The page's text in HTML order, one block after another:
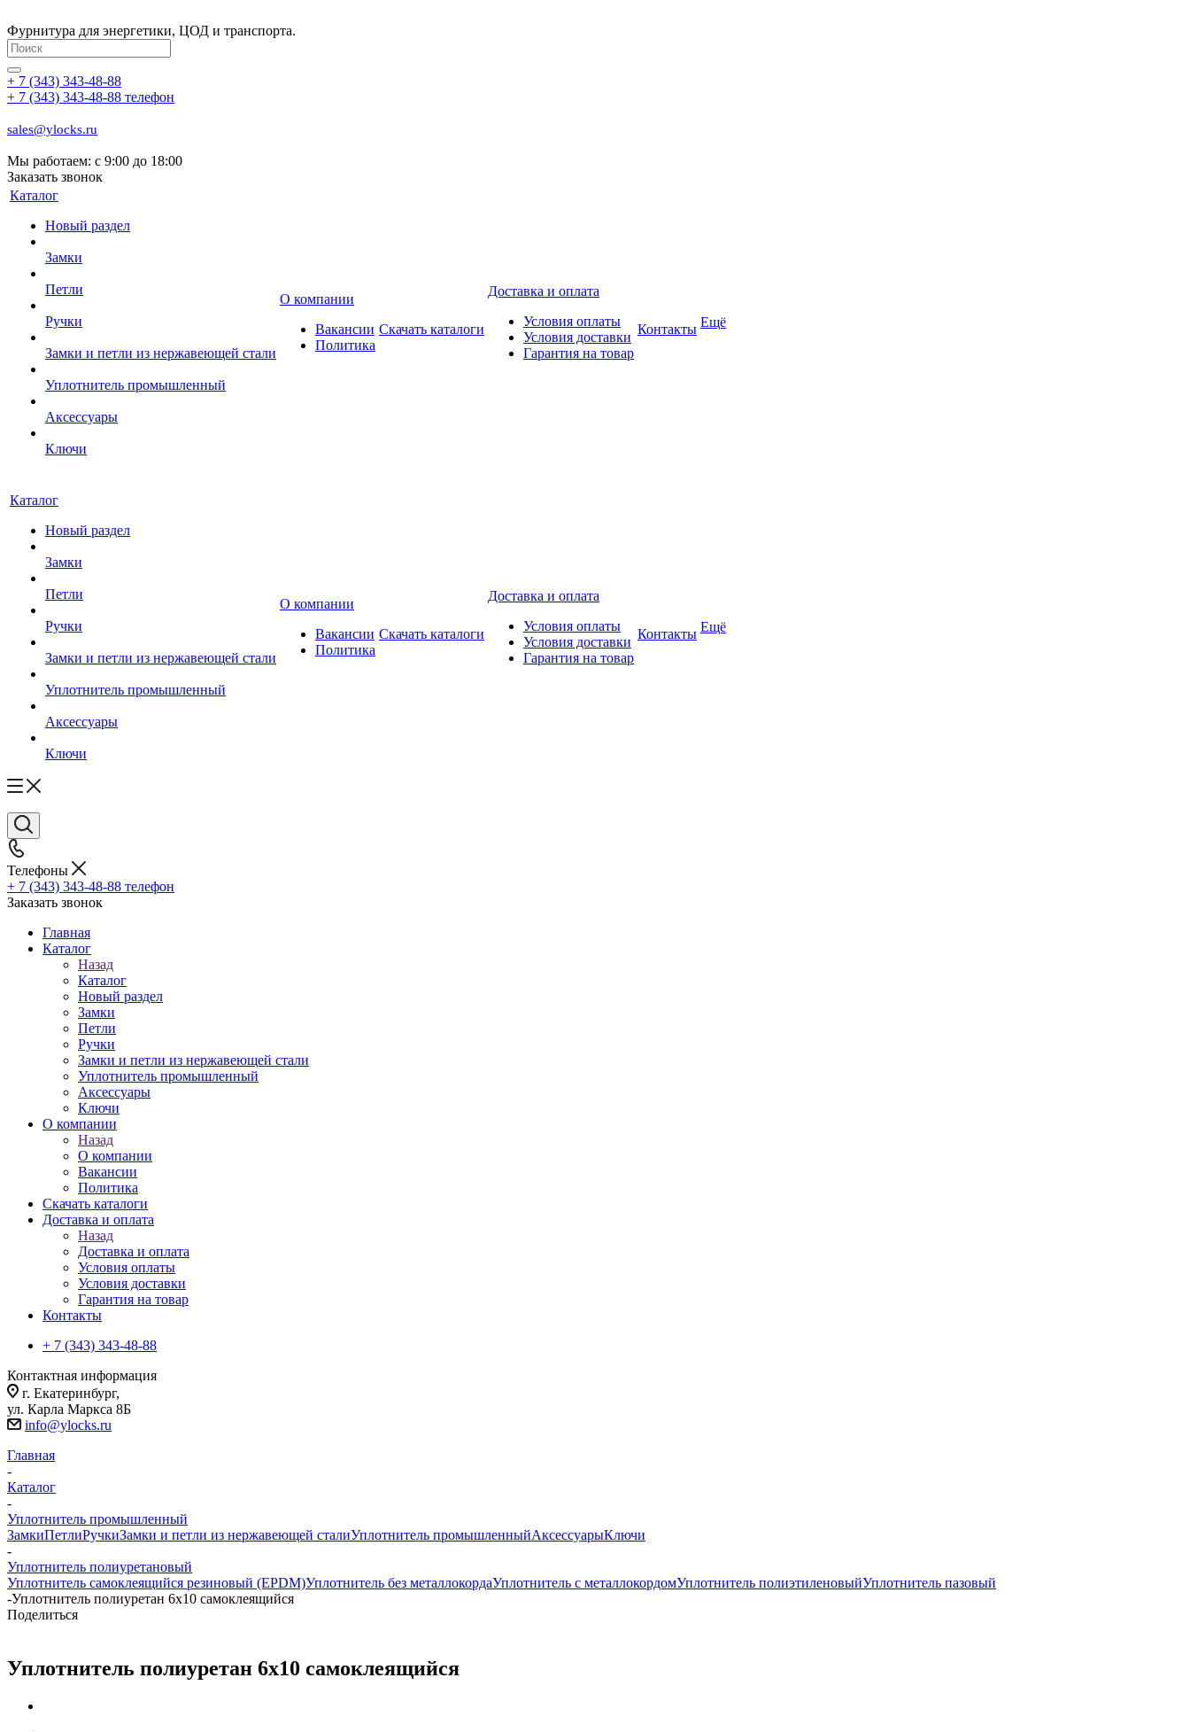
Фурнитура для энергетики, ЦОД и транспорта.
+ 7 (343) 343-48-88
+ 7 (343) 343-48-88 телефон
sales@ylocks.ru
Мы работаем: с 9:00 до 18:00
Заказать звонок
Каталог
Новый раздел
Замки
Петли
Ручки
Замки и петли из нержавеющей стали
Уплотнитель промышленный
Аксессуары
Ключи
О компании
Вакансии
Политика
Скачать каталоги
Доставка и оплата
Условия оплаты
Условия доставки
Гарантия на товар
Контакты Ещё
Каталог
Новый раздел
Замки
Петли
Ручки
Замки и петли из нержавеющей стали
Уплотнитель промышленный
Аксессуары
Ключи
О компании
Вакансии
Политика
Скачать каталоги
Доставка и оплата
Условия оплаты
Условия доставки
Гарантия на товар
Контакты Ещё
Телефоны
+ 7 (343) 343-48-88 телефон
Заказать звонок
Главная
Каталог
Назад
Каталог
Новый раздел
Замки
Петли
Ручки
Замки и петли из нержавеющей стали
Уплотнитель промышленный
Аксессуары
Ключи
О компании
Назад
О компании
Вакансии
Политика
Скачать каталоги
Доставка и оплата
Назад
Доставка и оплата
Условия оплаты
Условия доставки
Гарантия на товар
Контакты
+ 7 (343) 343-48-88
Контактная информация
г. Екатеринбург,
ул. Карла Маркса 8Б
info@ylocks.ru
Главная
-
Каталог
-
Уплотнитель промышленный
ЗамкиПетлиРучкиЗамки и петли из нержавеющей сталиУплотнитель промышленныйАксессуарыКлючи
-
Уплотнитель полиуретановый
Уплотнитель самоклеящийся резиновый (EPDM)Уплотнитель без металлокордаУплотнитель с металлокордомУплотнитель полиэтиленовыйУплотнитель пазовый
-Уплотнитель полиуретан 6x10 самоклеящийся
Поделиться
Уплотнитель полиуретан 6x10 самоклеящийся